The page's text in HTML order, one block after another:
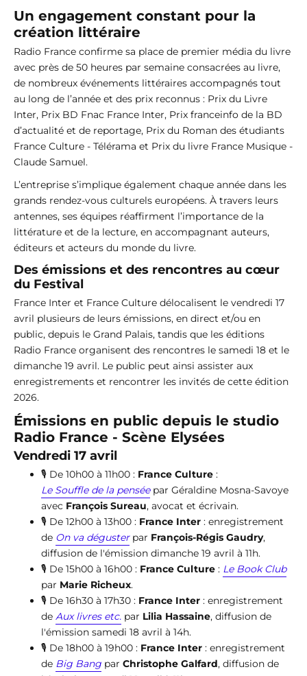
Un engagement constant pour la
création littéraire
Radio France confirme sa place de premier média du livre
avec près de 50 heures par semaine consacrées au livre,
de nombreux événements littéraires accompagnés tout
au long de l’année et des prix reconnus : Prix du Livre
Inter, Prix BD Fnac France Inter, Prix franceinfo de la BD
d’actualité et de reportage, Prix du Roman des étudiants
France Culture - Télérama et Prix du livre France Musique -
Claude Samuel.
L’entreprise s’implique également chaque année dans les
grands rendez-vous culturels européens. À travers leurs
antennes, ses équipes réaffirment l’importance de la
littérature et de la lecture, en accompagnant auteurs,
éditeurs et acteurs du monde du livre.
Des émissions et des rencontres au cœur
du Festival
France Inter et France Culture délocalisent le vendredi 17
avril plusieurs de leurs émissions, en direct et/ou en
public, depuis le Grand Palais, tandis que les éditions
Radio France organisent des rencontres le samedi 18 et le
dimanche 19 avril. Le public peut ainsi assister aux
enregistrements et rencontrer les invités de cette édition
2026.
Émissions en public depuis le studio
Radio France - Scène Elysées
Vendredi 17 avril
🎙️ De 10h00 à 11h00 : France Culture :
Le Souffle de la penséepar Géraldine Mosna-Savoye
avec François Sureau, avocat et écrivain.
🎙️ De 12h00 à 13h00 : France Inter : enregistrement
de On va dégusterpar François-Régis Gaudry,
diffusion de l'émission dimanche 19 avril à 11h.
🎙️ De 15h00 à 16h00 : France Culture : Le Book Club
par Marie Richeux.
🎙️ De 16h30 à 17h30 : France Inter : enregistrement
de Aux livres etc. par Lilia Hassaine, diffusion de
l'émission samedi 18 avril à 14h.
🎙️ De 18h00 à 19h00 : France Inter : enregistrement
de Big Bang par Christophe Galfard, diffusion de